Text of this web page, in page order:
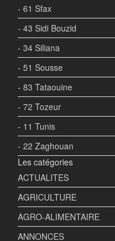
- 61 Sfax
- 43 Sidi Bouzid
- 34 Siliana
- 51 Sousse
- 83 Tataouine
- 72 Tozeur
- 11 Tunis
- 22 Zaghouan
Les catégories
ACTUALITES
AGRICULTURE
AGRO-ALIMENTAIRE
ANNONCES